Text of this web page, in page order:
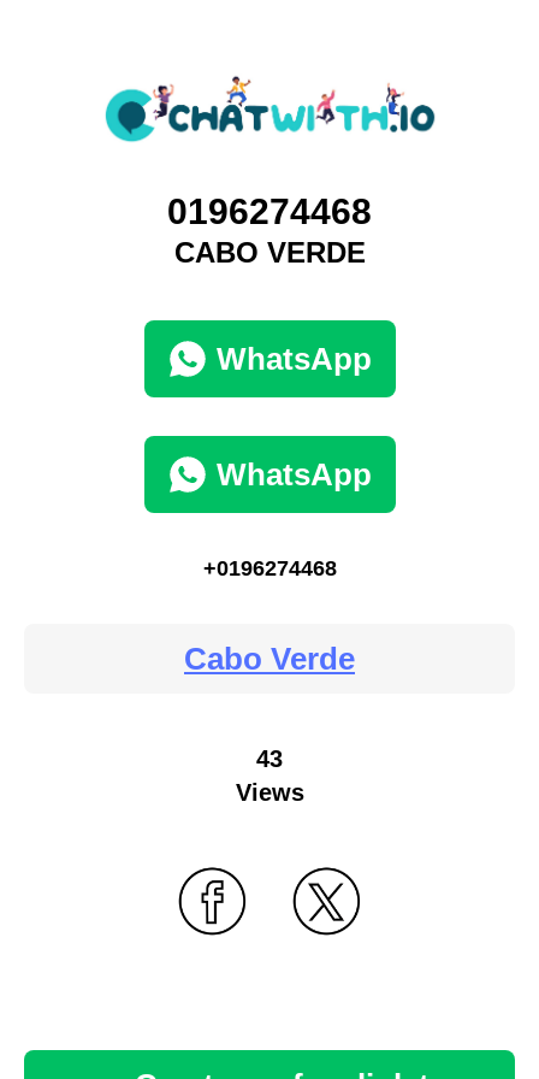
0196274468
CABO VERDE
WhatsApp
WhatsApp
+0196274468
Cabo Verde
43
Views